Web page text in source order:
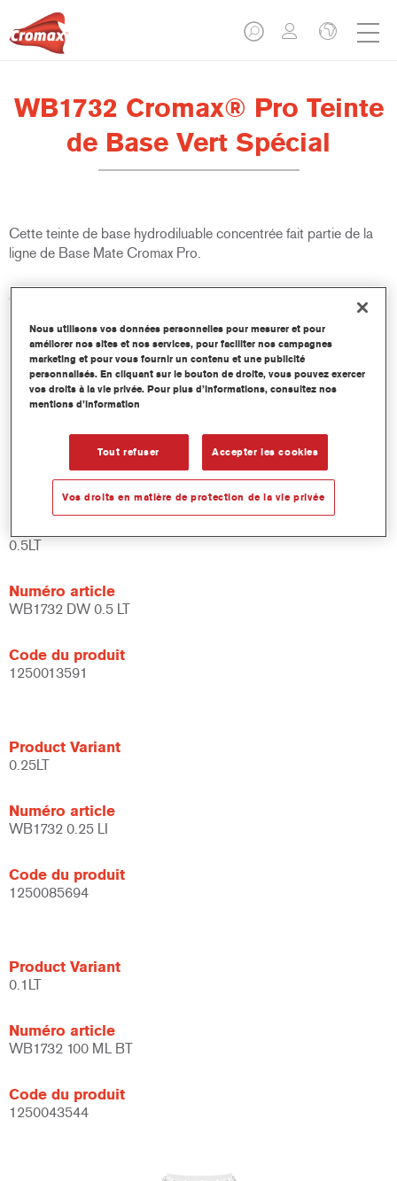
WB1732 Cromax® Pro Teinte
de Base Vert Spécial
Cette teinte de base hydrodiluable concentrée fait partie de la
ligne de Base Mate Cromax Pro.
Caractéristiques du produit
Excellent pouvoir couvrant avec une précision colorimétrique
remarquable.
Rapide et économique à utiliser, permettant d'augmenter le
rendement et la productivité.
Fait partie d'un système dédié et complet de teintes de base
Large fenêtre d'application.
Flexible - peut être utilisé dans différentes conditions
climatiques et avec différentes techniques d'application.
0.5LT
Numéro article
WB1732 DW 0.5 LT
Code du produit
1250013591
Product Variant
0.25LT
Numéro article
WB1732 0.25 LI
Code du produit
1250085694
Product Variant
0.1LT
Numéro article
WB1732 100 ML BT
Code du produit
1250043544
Nous utilisons vos données personnelles pour mesurer et pour
améliorer nos sites et nos services, pour faciliter nos campagnes
marketing et pour vous fournir un contenu et une publicité
personnalisés. En cliquant sur le bouton de droite, vous pouvez exercer
vos droits à la vie privée. Pour plus d’informations, consultez nos
mentions d’information
Tout refuser Accepter les cookies
Vos droits en matière de protection de la vie privée